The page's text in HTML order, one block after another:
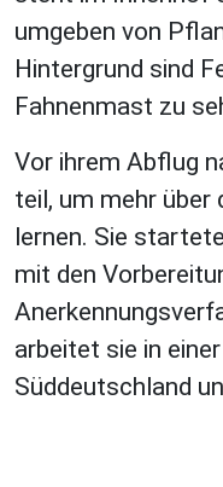
Vor ihrem Abflug
teil, um mehr über
lernen. Sie
mit den
arbeitet sie in
Süddeutschland